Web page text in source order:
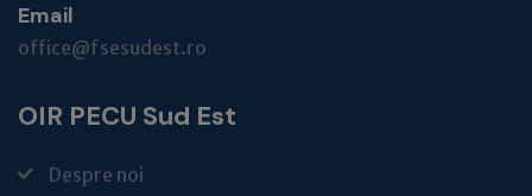
Email
office@fsesudest.ro
OIR PECU Sud Est
Despre noi